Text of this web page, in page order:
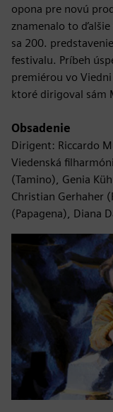
opona pre novú
znamenalo to
sa 200.
festivalu. Príbeh
premiérou vo
ktoré dirigoval sám
Obsadenie
Dirigent: Riccardo
Viedenská
(Tamino), Genia
Christian Gerhaher
(Papagena), Diana